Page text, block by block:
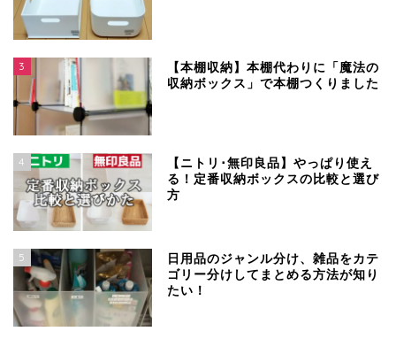
3
【本棚収納】本棚代わりに「魔法の
収納ボックス」で本棚つくりました
4
【ニトリ･無印良品】やっぱり使え
る！定番収納ボックスの比較と選び
方
5
日用品のジャンル分け、雑品をカテ
ゴリー分けしてまとめる方法が知り
たい！